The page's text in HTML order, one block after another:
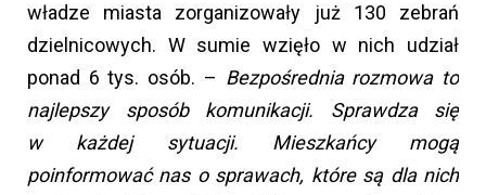
władze miasta zorganizowały już 130 zebrań
dzielnicowych. W sumie wzięło w nich udział
ponad 6 tys. osób. – Bezpośrednia rozmowa to
najlepszy sposób komunikacji. Sprawdza się
w każdej sytuacji. Mieszkańcy mogą
poinformować nas o sprawach, które są dla nich